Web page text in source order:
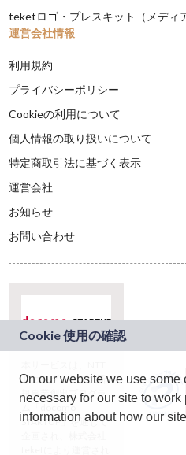
teketロゴ・プレスキット（メディ
運営会社情報
利用規約
プライバシーポリシー
Cookieの利用について
個人情報の取り扱いについて
特定商取引法に基づく表示
運営会社
お知らせ
お問い合わせ
ドコモグループの新
規事業創出プログラ
ム「docomo
STARTUP」を通じて
On our website we use some
necessary for our site to
information about how our